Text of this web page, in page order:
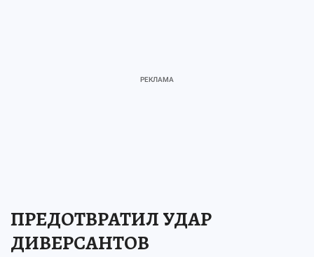
ПРЕДОТВРАТИЛ УДАР
ДИВЕРСАНТОВ